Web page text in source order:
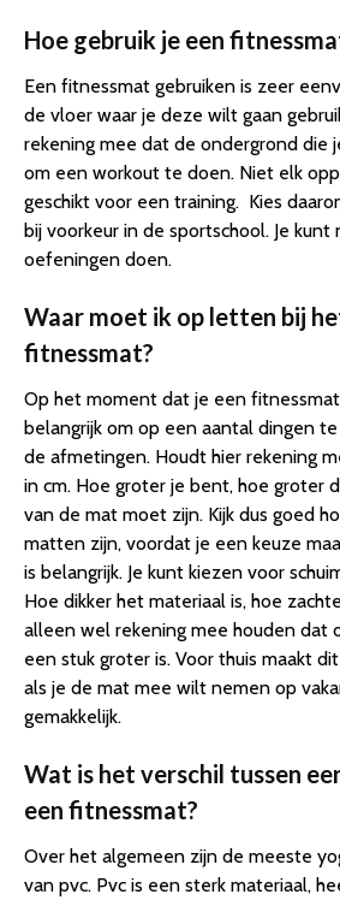
Hoe gebruik je een
Een fitnessmat gebruiken is zeer
de vloer waar je deze wilt gaan
rekening mee dat de ondergrond die
om een workout te doen. Niet elk
geschikt voor een training. Kies
bij voorkeur in de sportschool. Je kunt
oefeningen doen.
Waar moet ik op letten bij
fitnessmat?
Op het moment dat je een
belangrijk om op een aantal dingen
de afmetingen. Houdt hier rekening
in cm. Hoe groter je bent, hoe groter
van de mat moet zijn. Kijk dus goed
matten zijn, voordat je een keuze
is belangrijk. Je kunt kiezen voor
Hoe dikker het materiaal is, hoe
alleen wel rekening mee houden dat
een stuk groter is. Voor thuis maakt
als je de mat mee wilt nemen op
gemakkelijk.
Wat is het verschil tussen
een fitnessmat?
Over het algemeen zijn de meeste
van pvc. Pvc is een sterk materiaal,